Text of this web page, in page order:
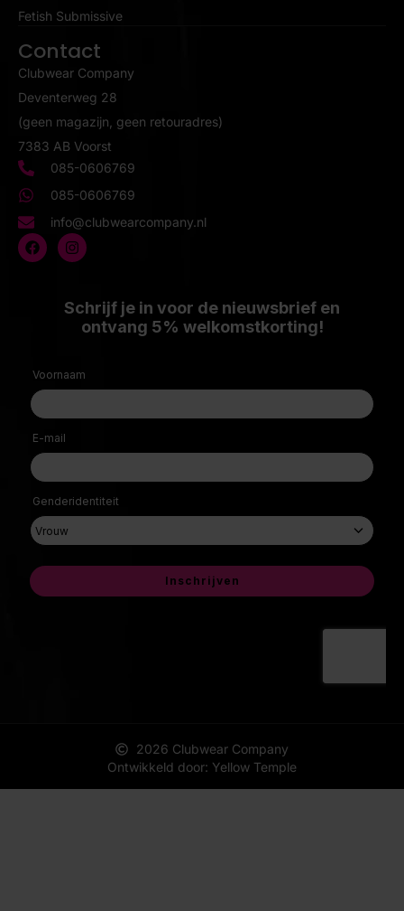
Fetish Submissive
Contact
Clubwear Company
Deventerweg 28
(geen magazijn, geen retouradres)
7383 AB Voorst
085-0606769
085-0606769
info@clubwearcompany.nl
2026 Clubwear Company
Ontwikkeld door: Yellow Temple